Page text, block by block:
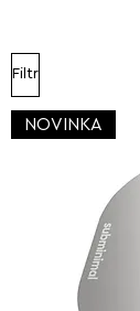
Filtr
NOVINKA